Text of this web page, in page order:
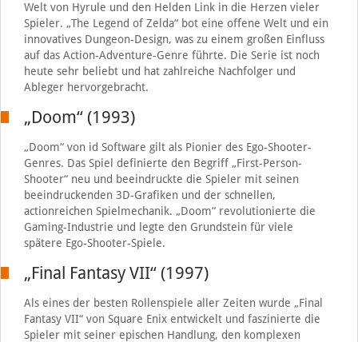
Welt von Hyrule und den Helden Link in die Herzen vieler
Spieler. „The Legend of Zelda“ bot eine offene Welt und ein
innovatives Dungeon-Design, was zu einem großen Einfluss
auf das Action-Adventure-Genre führte. Die Serie ist noch
heute sehr beliebt und hat zahlreiche Nachfolger und
Ableger hervorgebracht.
„Doom“ (1993)
„Doom“ von id Software gilt als Pionier des Ego-Shooter-
Genres. Das Spiel definierte den Begriff „First-Person-
Shooter“ neu und beeindruckte die Spieler mit seinen
beeindruckenden 3D-Grafiken und der schnellen,
actionreichen Spielmechanik. „Doom“ revolutionierte die
Gaming-Industrie und legte den Grundstein für viele
spätere Ego-Shooter-Spiele.
„Final Fantasy VII“ (1997)
Als eines der besten Rollenspiele aller Zeiten wurde „Final
Fantasy VII“ von Square Enix entwickelt und faszinierte die
Spieler mit seiner epischen Handlung, den komplexen